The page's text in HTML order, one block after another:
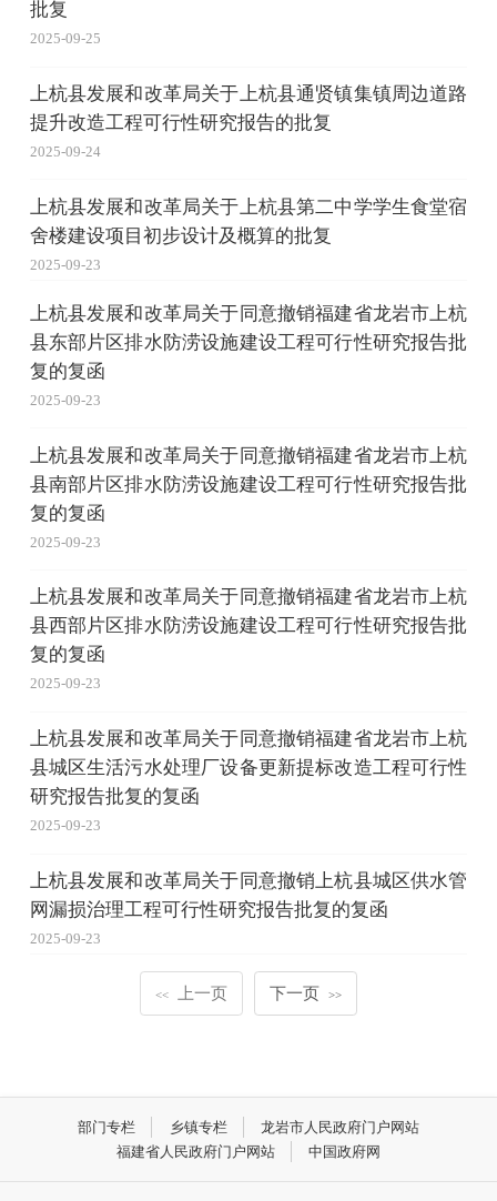
批复
2025-09-25
上杭县发展和改革局关于上杭县通贤镇集镇周边道路
提升改造工程可行性研究报告的批复
2025-09-24
上杭县发展和改革局关于上杭县第二中学学生食堂宿
舍楼建设项目初步设计及概算的批复
2025-09-23
上杭县发展和改革局关于同意撤销福建省龙岩市上杭
县东部片区排水防涝设施建设工程可行性研究报告批
复的复函
2025-09-23
上杭县发展和改革局关于同意撤销福建省龙岩市上杭
县南部片区排水防涝设施建设工程可行性研究报告批
复的复函
2025-09-23
上杭县发展和改革局关于同意撤销福建省龙岩市上杭
县西部片区排水防涝设施建设工程可行性研究报告批
复的复函
2025-09-23
上杭县发展和改革局关于同意撤销福建省龙岩市上杭
县城区生活污水处理厂设备更新提标改造工程可行性
研究报告批复的复函
2025-09-23
上杭县发展和改革局关于同意撤销上杭县城区供水管
网漏损治理工程可行性研究报告批复的复函
2025-09-23
<< 上一页 下一页 >>
部门专栏 乡镇专栏
龙岩市人民政府门户网站
福建省人民政府门户网站
中国政府网